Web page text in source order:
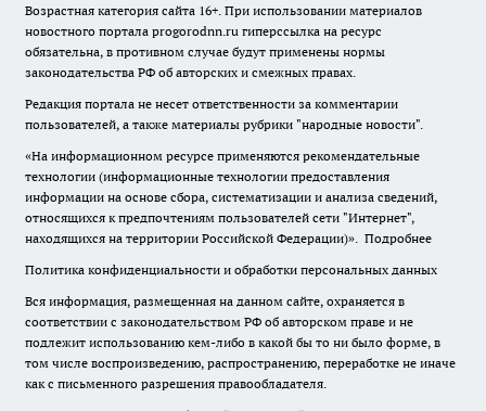
Возрастная категория сайта 16+. При использовании материалов
новостного портала progorodnn.ru гиперссылка на ресурс
обязательна, в противном случае будут применены нормы
законодательства РФ об авторских и смежных правах.
Редакция портала не несет ответственности за комментарии
пользователей, а также материалы рубрики "народные новости".
«На информационном ресурсе применяются рекомендательные
технологии (информационные технологии предоставления
информации на основе сбора, систематизации и анализа сведений,
относящихся к предпочтениям пользователей сети "Интернет",
находящихся на территории Российской Федерации)». Подробнее
Политика конфиденциальности и обработки персональных данных
Вся информация, размещенная на данном сайте, охраняется в
соответствии с законодательством РФ об авторском праве и не
подлежит использованию кем-либо в какой бы то ни было форме, в
том числе воспроизведению, распространению, переработке не иначе
как с письменного разрешения правообладателя.